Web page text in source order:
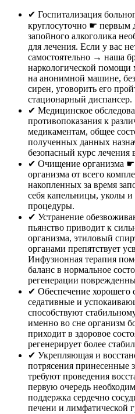
✔︎ Госпитализация
круглосуточно ☛ первым
запойного алкоголика
для лечения. Если у вас
самостоятельно → наша
наркологической помощи
на анонимной машине,
сирен, уговорить его
стационарный диспансер.
✔︎ Медицинское
противопоказания к
медикаментам, общее
полученных данных
безопасный курс лечения
✔︎ Очищение организма
организма от всего
накопленных за время
себя капельницы, уколы
процедуры.
✔︎ Устранение
пьянство приводит к
организма, этиловый
органами препятствует
Инфузионная терапия
баланс в нормальное
регенерации
✔︎ Обеспечение хорошего
седативные и
способствуют
именно во сне организм
приходит в здоровое
регенерирует более
✔︎ Укрепляющая и
потрясения принесенные
требуют проведения
первую очередь
поддержка сердечно
печени и лимфатической